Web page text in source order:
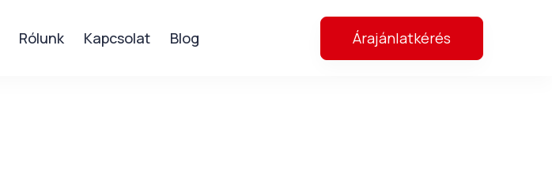
Rólunk Kapcsolat Blog Árajánlatkérés